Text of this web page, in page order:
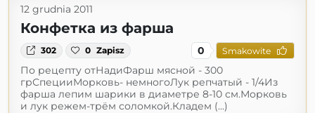
12 grudnia 2011
Конфетка из фарша
302 0 Zapisz 0 Smakowite
По рецепту отНадиФарш мясной - 300
грСпецииМорковь- немногоЛук репчатый - 1/4Из
фарша лепим шарики в диаметре 8-10 см.Морковь
и лук режем-трём соломкой.Кладем (...)